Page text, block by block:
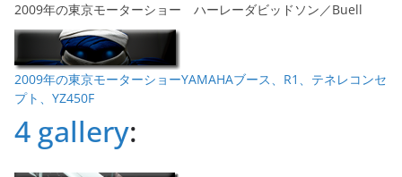
2009年の東京モーターショー ハーレーダビッドソン／Buell
2009年の東京モーターショーYAMAHAブース、R1、テネレコンセ
プト、YZ450F
4 gallery: